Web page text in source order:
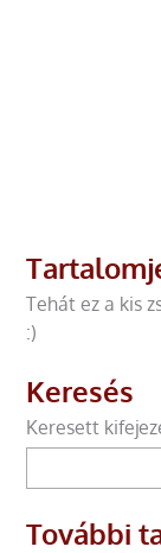
Tehát ez a kis
:)
Keresés
Keresett
További